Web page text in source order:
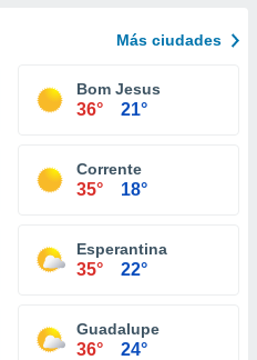
Más ciudades
Bom Jesus
36° 21°
Corrente
35° 18°
Esperantina
35° 22°
Guadalupe
36° 24°